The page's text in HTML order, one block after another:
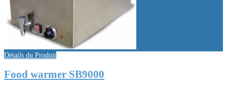
Détails du Produit
Food warmer SB9000